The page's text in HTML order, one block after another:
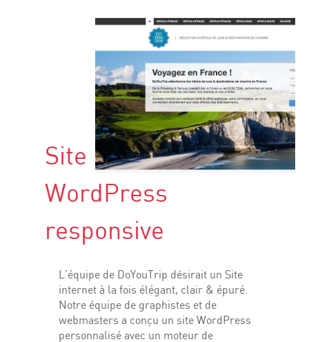
Site internet
WordPress
responsive
L’équipe de DoYouTrip désirait un Site
internet à la fois élégant, clair & épuré.
Notre équipe de graphistes et de
webmasters a conçu un site WordPress
personnalisé avec un moteur de